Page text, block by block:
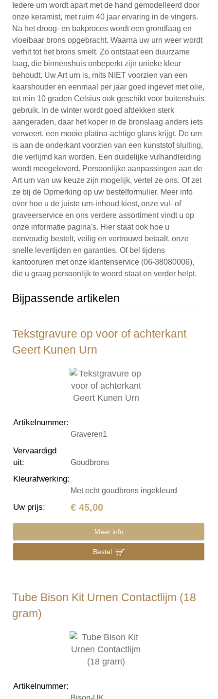
Iedere urn wordt apart met de hand gemodelleerd door
onze keramist, met ruim 40 jaar ervaring in de vingers.
Na het droog- en bakproces wordt een grondlaag en
vloeibaar brons opgebracht. Waarna uw urn weer wordt
verhit tot het brons smelt. Zo ontstaat een duurzame
laag, die binnenshuis onbeperkt zijn unieke kleur
behoudt. Uw Art urn is, mits NIET voorzien van een
kaarshouder en eenmaal per jaar goed ingevet met olie,
tot min 10 graden Celsius ook geschikt voor buitenshuis
gebruik. In de winter wordt goed afdekken sterk
aangeraden, daar het koper in de bronslaag anders iets
verweert, een mooie platina-achtige glans krijgt. De urn
is aan de onderkant voorzien van een kunststof sluiting,
die verlijmd kan worden. Een duidelijke vulhandleiding
wordt meegeleverd. Persoonlijke aanpassingen aan de
Art urn van uw keuze zijn mogelijk, vertel ze ons. Of zet
ze bij de Opmerking op uw bestelformulier. Meer info
over hoe u de juiste urn-inhoud kiest, onze vul- of
graveerservice en ons verdere assortiment vindt u op
onze informatie pagina's. Hier staat ook hoe u
eenvoudig bestelt, veilig en vertrouwd betaalt, onze
snelle levertijden en garanties. Of bel tijdens
kantooruren met onze klantenservice (06-38080006),
die u graag persoonlijk te woord staat en verder helpt.
Bijpassende artikelen
Tekstgravure op voor of achterkant
Geert Kunen Urn
Artikelnummer:
Graveren1
Vervaardigd
uit: Goudbrons
Kleurafwerking:
Met echt goudbrons ingekleurd
Uw prijs: € 45,00
Meer info
Bestel
Tube Bison Kit Urnen Contactlijm (18
gram)
Artikelnummer: